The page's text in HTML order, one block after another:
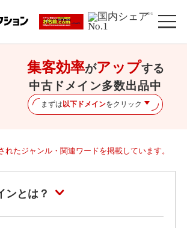
※1
集客効率がアップする
中古ドメイン多数出品中
まずは以下ドメインをクリック
たジャンル・関連ワードを掲載しています。
ンとは？